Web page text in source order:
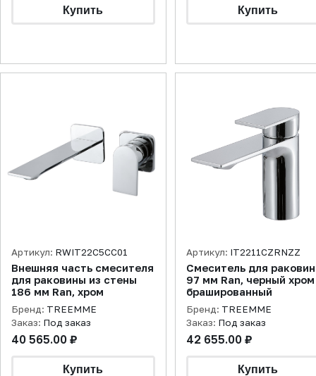
Артикул: RWIT22C5CC01
Внешняя часть смесителя
для раковины из стены
186 мм Ran, хром
Бренд: TREEMME
Заказ: Под заказ
40 565.00 ₽
Артикул: IT2211CZRNZZ
Смеситель для
97 мм Ran, черный хром
брашированный
Бренд: TREEMME
Заказ: Под заказ
42 655.00 ₽